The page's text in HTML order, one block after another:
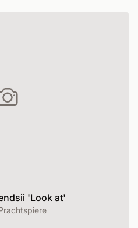
'Look at'